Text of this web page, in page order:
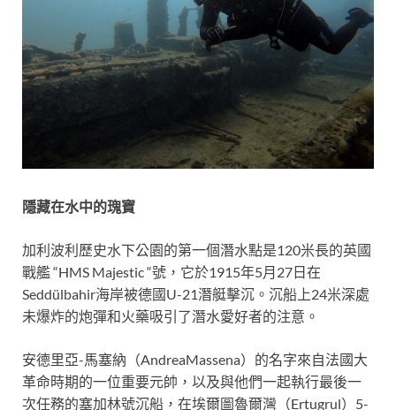
隱藏在水中的瑰寶
加利波利歷史水下公園的第一個潛水點是120米長的英國
戰艦 “HMS Majestic “號，它於1915年5月27日在
Seddülbahir海岸被德國U-21潛艇擊沉。沉船上24米深處
未爆炸的炮彈和火藥吸引了潛水愛好者的注意。
安德里亞-馬塞納（AndreaMassena）的名字來自法國大
革命時期的一位重要元帥，以及與他們一起執行最後一
次任務的塞加林號沉船，在埃爾圖魯爾灣（Ertugrul）5-